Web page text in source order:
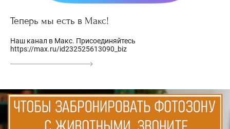
Теперь мы есть в Макс!
Наш канал в Макс. Присоединяйтесь
https://max.ru/id232525613090_biz